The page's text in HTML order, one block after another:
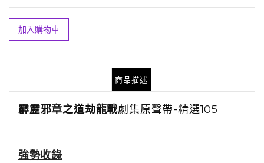
加入購物車
商品描述
霹靂邪章之道劫龍戰劇集原聲帶-精選105
強勢收錄